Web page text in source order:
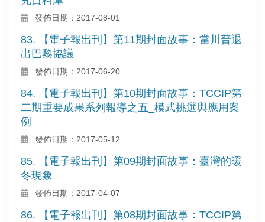
發佈日期：2017-08-01
83. 【電子報出刊】第11期封面故事：當川普退
出巴黎協議
發佈日期：2017-06-20
84. 【電子報出刊】第10期封面故事：TCCIP第
二期重要成果系列報導之五_模式挑選與應用案
例
發佈日期：2017-05-12
85. 【電子報出刊】第09期封面故事：臺灣的暖
冬現象
發佈日期：2017-04-07
86. 【電子報出刊】第08期封面故事：TCCIP第